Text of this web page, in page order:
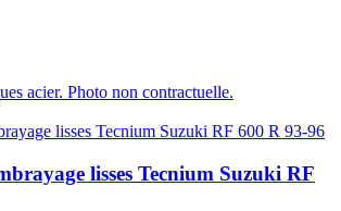
acier. Photo non contractuelle.
lisses Tecnium Suzuki RF